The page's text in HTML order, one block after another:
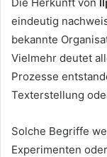
eindeutig
bekannte
Vielmehr deutet
Prozesse
Texterstellung
Solche Begriffe
Experimenten